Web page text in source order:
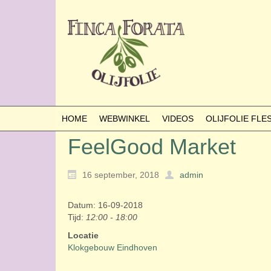
HOME WEBWINKEL VIDEOS OLIJFOLIE
FeelGood Market
16 september, 2018 admin
Datum: 16-09-2018
Tijd: 12:00 - 18:00
Locatie
Klokgebouw Eindhoven